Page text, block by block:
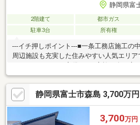
静岡県富
2階建て 都市ガス
駐車3台
所有権
---イチ押しポイント---■一条工務店施工の
周辺施設も充実した住みやすい人気エリ
です♪---周辺環境---■スーパーまで徒歩7分
8分/622ｍ◇◇買替の方、自己資金の少な
方、自営業の方住宅ローンにご不安のある
ださい◇◇「お家探し」「ご売却」は 地
ウシード富士市役所通り店 売買部におま
静岡県富士市森島 3,700万
3,700万円